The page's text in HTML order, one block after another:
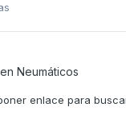
Neumáticos
enlace para